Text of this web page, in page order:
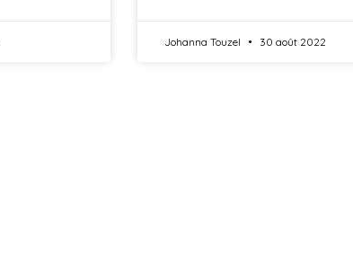
Johanna Touzel 30 août 2022